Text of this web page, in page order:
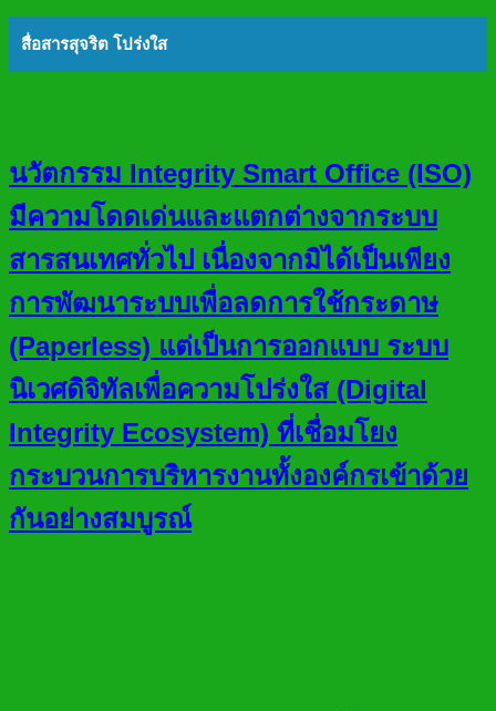
สื่อสารสุจริต โปร่งใส
นวัตกรรม Integrity Smart Office (ISO)
มีความโดดเด่นและแตกต่างจากระบบ
สารสนเทศทั่วไป เนื่องจากมิได้เป็นเพียง
การพัฒนาระบบเพื่อลดการใช้กระดาษ
(Paperless) แต่เป็นการออกแบบ ระบบ
นิเวศดิจิทัลเพื่อความโปร่งใส (Digital
Integrity Ecosystem) ที่เชื่อมโยง
กระบวนการบริหารงานทั้งองค์กรเข้าด้วย
กันอย่างสมบูรณ์